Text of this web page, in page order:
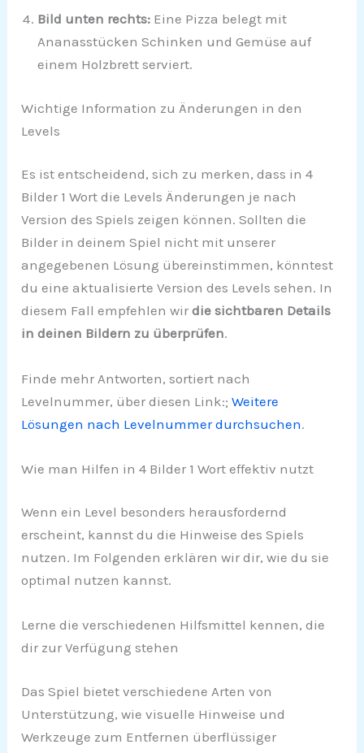
Bild unten rechts: Eine Pizza belegt mit
Ananasstücken Schinken und Gemüse auf
einem Holzbrett serviert.
Wichtige Information zu Änderungen in den
Levels
Es ist entscheidend, sich zu merken, dass in 4
Bilder 1 Wort die Levels Änderungen je nach
Version des Spiels zeigen können. Sollten die
Bilder in deinem Spiel nicht mit unserer
angegebenen Lösung übereinstimmen, könntest
du eine aktualisierte Version des Levels sehen. In
diesem Fall empfehlen wirdie sichtbaren Details
in deinen Bildern zu überprüfen.
Finde mehr Antworten, sortiert nach
Levelnummer, über diesen Link:;Weitere
Lösungen nach Levelnummer durchsuchen.
Wie man Hilfen in 4 Bilder 1 Wort effektiv nutzt
Wenn ein Level besonders herausfordernd
erscheint, kannst du die Hinweise des Spiels
nutzen. Im Folgenden erklären wir dir, wie du sie
optimal nutzen kannst.
Lerne die verschiedenen Hilfsmittel kennen, die
dir zur Verfügung stehen
Das Spiel bietet verschiedene Arten von
Unterstützung, wie visuelle Hinweise und
Werkzeuge zum Entfernen überflüssiger